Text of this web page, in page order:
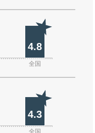
4.8
全国
4.3
全国